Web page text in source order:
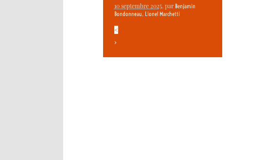
10 septembre 2025, par Benjamin
Bondonneau, Lionel Marchetti
<
>